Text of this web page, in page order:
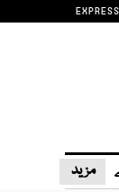
مزید